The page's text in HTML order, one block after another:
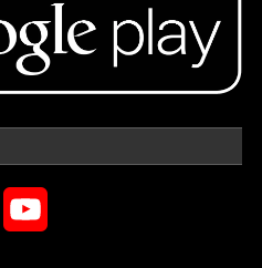
Twitter